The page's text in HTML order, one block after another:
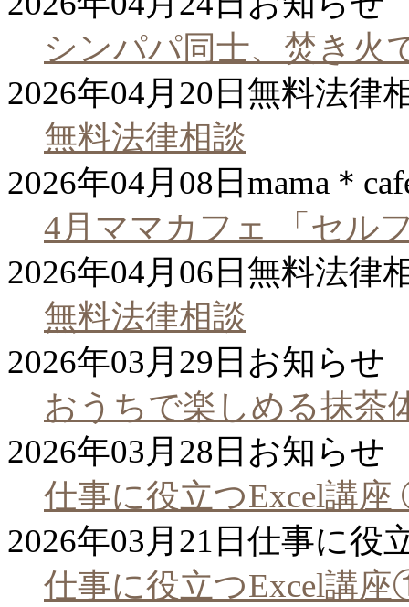
シンパパ同士、焚き火
2026年04月20日 無料法律
無料法律相談
2026年04月08日 mama＊
4月ママカフェ 「セル
2026年04月06日 無料法律
無料法律相談
2026年03月29日 お知らせ
おうちで楽しめる抹茶
2026年03月28日 お知らせ
仕事に役立つExcel講
2026年03月21日 仕事に役
仕事に役立つExcel講